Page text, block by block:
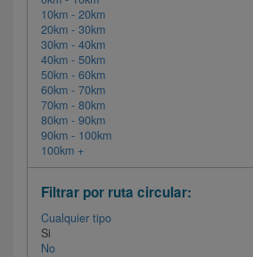
10km - 20km
20km - 30km
30km - 40km
40km - 50km
50km - 60km
60km - 70km
70km - 80km
80km - 90km
90km - 100km
100km +
Filtrar por ruta circular:
Cualquier tipo
Si
No